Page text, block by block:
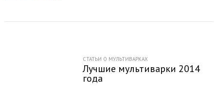
СТАТЬИ О МУЛЬТИВАРКАХ
Лучшие мультиварки 2014
года